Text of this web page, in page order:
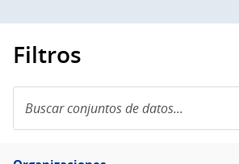
Filtros
conjuntos
de
Filtro